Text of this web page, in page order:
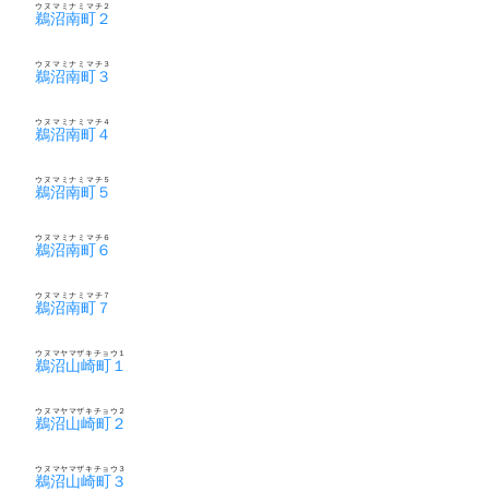
鵜沼南町２
ウヌマミナミマチ２
鵜沼南町３
ウヌマミナミマチ３
鵜沼南町４
ウヌマミナミマチ４
鵜沼南町５
ウヌマミナミマチ５
鵜沼南町６
ウヌマミナミマチ６
鵜沼南町７
ウヌマミナミマチ７
鵜沼山崎町１
ウヌマヤマザキチョウ１
鵜沼山崎町２
ウヌマヤマザキチョウ２
鵜沼山崎町３
ウヌマヤマザキチョウ３